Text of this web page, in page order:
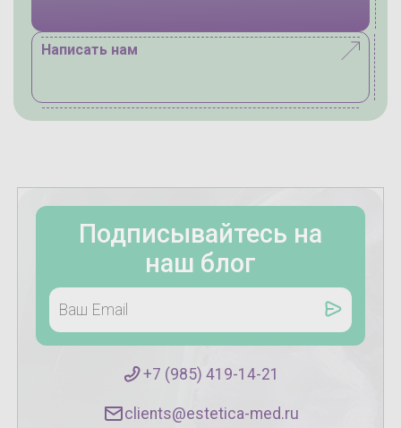
Написать нам
Подписывайтесь на
наш блог
+7 (985) 419-14-21
clients@estetica-med.ru